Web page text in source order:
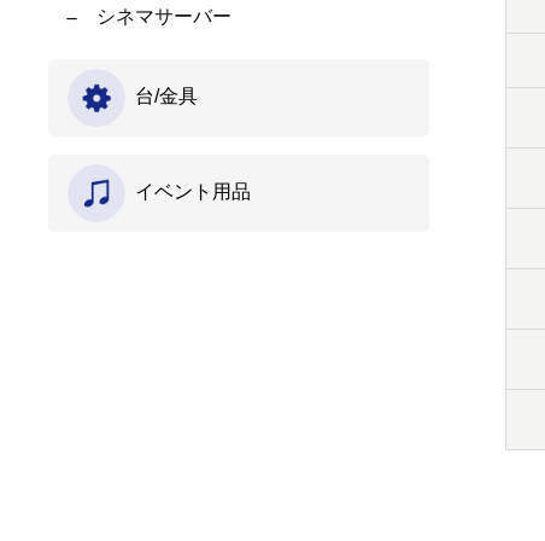
シネマサーバー
台/金具
イベント用品